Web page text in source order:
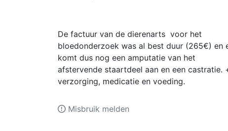
De factuur van de dierenarts voor het
bloedonderzoek was al best duur (265€) en
komt dus nog een amputatie van het
afstervende staartdeel aan en een castratie.
verzorging, medicatie en voeding.
Misbruik melden